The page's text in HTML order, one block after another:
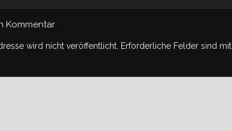
Kommentar
wird nicht veröffentlicht. Erforderliche Felder sind mit